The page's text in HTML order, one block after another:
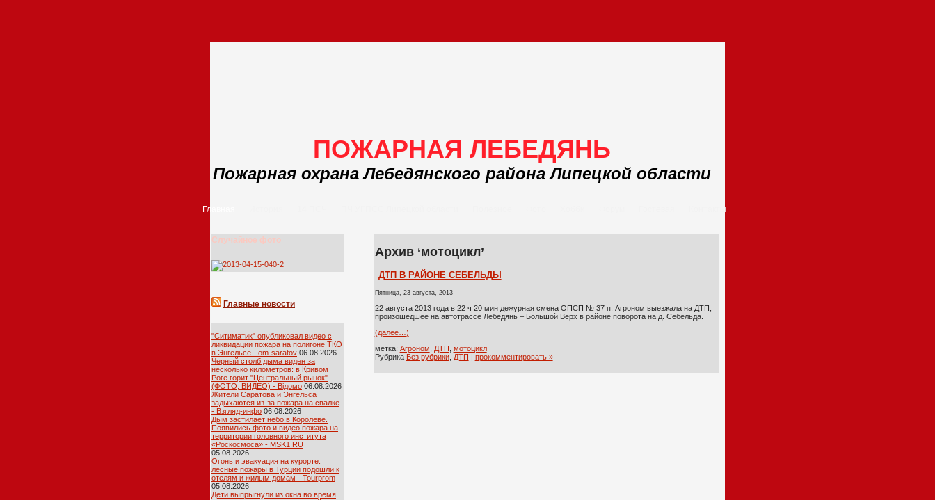
ПОЖАРНАЯ ЛЕБЕДЯНЬ
Пожарная охрана Лебедянского района Липецкой области
Главная Контакты
Случайное фото
Главные новости
"Ситиматик" опубликовал видео с
ликвидации пожара на полигоне ТКО
в Энгельсе - om-saratov 06.08.2026
Черный столб дыма виден за
несколько километров: в Кривом
Роге горит "Центральный рынок"
(ФОТО, ВИДЕО) - Відомо 06.08.2026
Жители Саратова и Энгельса
задыхаются из-за пожара на свалке
- Взгляд-инфо 06.08.2026
Дым застилает небо в Королеве.
Появились фото и видео пожара на
территории головного института
«Роскосмоса» - MSK1.RU
05.08.2026
Огонь и эвакуация на курорте:
лесные пожары в Турции подошли к
отелям и жилым домам - Tourprom
05.08.2026
Дети выпрыгнули из окна во время
Архив ‘мотоцикл’
ДТП В РАЙОНЕ СЕБЕЛЬДЫ
Пятница, 23 августа, 2013
22 августа 2013 года в 22 ч 20 мин дежурная смена ОПСП № 37 п. Агроном выезжала на ДТП,
произошедшее на автотрассе Лебедянь – Большой Верх в районе поворота на д. Себельда.
(далее…)
метка: Агроном ДТП мотоцикл
Рубрика Без рубрики, ДТП | прокомментировать »